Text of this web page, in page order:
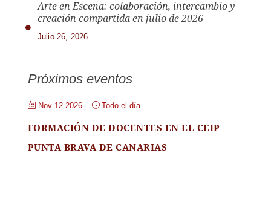
Arte en Escena: colaboración, intercambio y
creación compartida en julio de 2026
Julio 26, 2026
Próximos eventos
Nov 12 2026 Todo el día
FORMACIÓN DE DOCENTES EN EL CEIP
PUNTA BRAVA DE CANARIAS